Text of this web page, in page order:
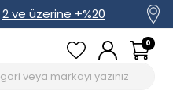
2 ve üzerine +%20
0